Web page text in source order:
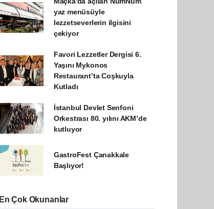
yaz menüsüyle
lezzetseverlerin ilgisini
çekiyor
Favori Lezzetler Dergisi 6.
Yaşını Mykonos
Restaurant’ta Coşkuyla
Kutladı
İstanbul Devlet Senfoni
Orkestrası 80. yılını AKM’de
kutluyor
GastroFest Çanakkale
Başlıyor!
En Çok Okunanlar